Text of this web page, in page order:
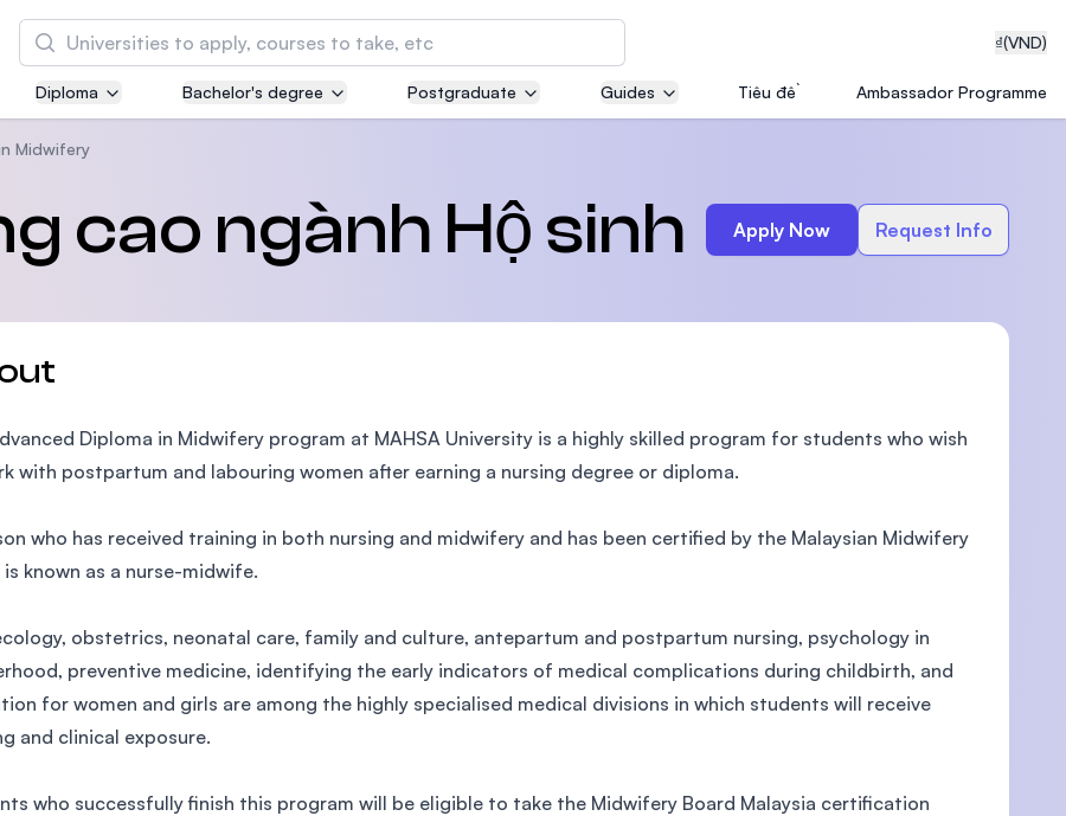
₫(VND)
Tìm kiếm
Asia Pacific University of Technology and
MBA by Central Bank of Malaysia in collaboration with
the Massachusetts Institute of Technology (MIT)
SEGi University Kota Damansara
Management and Science University (MSU)
Diploma Bachelor's degree Postgraduate Guides Tiêu đề Ambassador Programme
Midwifery
cao ngành Hộ sinh Apply Now Request Info
Diploma in Midwifery program at MAHSA University is a highly skilled program for students who wish
with postpartum and labouring women after earning a nursing degree or diploma.
who has received training in both nursing and midwifery and has been certified by the Malaysian Midwifery
is known as a nurse-midwife.
obstetrics, neonatal care, family and culture, antepartum and postpartum nursing, psychology in
preventive medicine, identifying the early indicators of medical complications during childbirth, and
for women and girls are among the highly specialised medical divisions in which students will receive
and clinical exposure.
who successfully finish this program will be eligible to take the Midwifery Board Malaysia certification